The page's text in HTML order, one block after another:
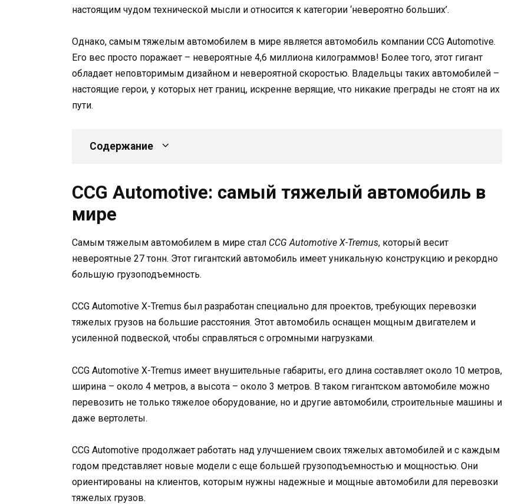
настоящим чудом технической мысли и относится к категории ‘невероятно больших’.
Однако, самым тяжелым автомобилем в мире является автомобиль компании CCG Automotive.
Его вес просто поражает – невероятные 4,6 миллиона килограммов! Более того, этот гигант
обладает неповторимым дизайном и невероятной скоростью. Владельцы таких автомобилей –
настоящие герои, у которых нет границ, искренне верящие, что никакие преграды не стоят на их
пути.
Содержание
CCG Automotive: самый тяжелый автомобиль в
мире
Самым тяжелым автомобилем в мире стал CCG Automotive X-Tremus, который весит
невероятные 27 тонн. Этот гигантский автомобиль имеет уникальную конструкцию и рекордно
большую грузоподъемность.
CCG Automotive X-Tremus был разработан специально для проектов, требующих перевозки
тяжелых грузов на большие расстояния. Этот автомобиль оснащен мощным двигателем и
усиленной подвеской, чтобы справляться с огромными нагрузками.
CCG Automotive X-Tremus имеет внушительные габариты, его длина составляет около 10 метров,
ширина – около 4 метров, а высота – около 3 метров. В таком гигантском автомобиле можно
перевозить не только тяжелое оборудование, но и другие автомобили, строительные машины и
даже вертолеты.
CCG Automotive продолжает работать над улучшением своих тяжелых автомобилей и с каждым
годом представляет новые модели с еще большей грузоподъемностью и мощностью. Они
ориентированы на клиентов, которым нужны надежные и мощные автомобили для перевозки
тяжелых грузов.